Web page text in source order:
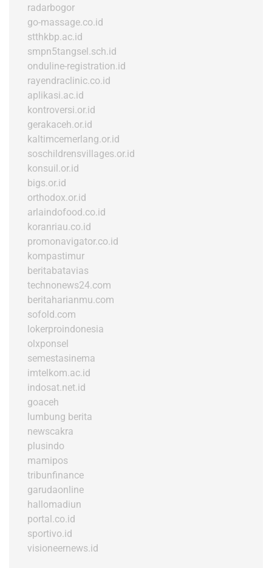
radarbogor
go-massage.co.id
stthkbp.ac.id
smpn5tangsel.sch.id
onduline-registration.id
rayendraclinic.co.id
aplikasi.ac.id
kontroversi.or.id
gerakaceh.or.id
kaltimcemerlang.or.id
soschildrensvillages.or.id
konsuil.or.id
bigs.or.id
orthodox.or.id
arlaindofood.co.id
koranriau.co.id
promonavigator.co.id
kompastimur
beritabatavias
technonews24.com
beritaharianmu.com
sofold.com
lokerproindonesia
olxponsel
semestasinema
imtelkom.ac.id
indosat.net.id
goaceh
lumbung berita
newscakra
plusindo
mamipos
tribunfinance
garudaonline
hallomadiun
portal.co.id
sportivo.id
visioneernews.id